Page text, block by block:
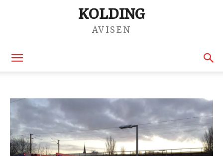
KOLDING
AVISEN